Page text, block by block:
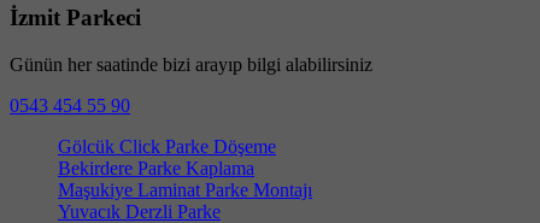
İzmit Parkeci
Günün her saatinde bizi arayıp bilgi alabilirsiniz
0543 454 55 90
Gölcük Click Parke Döşeme
Bekirdere Parke Kaplama
Maşukiye Laminat Parke Montajı
Yuvacık Derzli Parke